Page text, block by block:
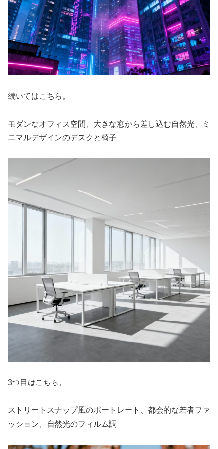
続いてはこちら。
モダンなオフィス空間、大きな窓から差し込む自然光、ミ
ニマルデザインのデスクと椅子
3つ目はこちら。
ストリートスナップ風のポートレート、都会的な若者ファ
ッション、自然光のフィルム調